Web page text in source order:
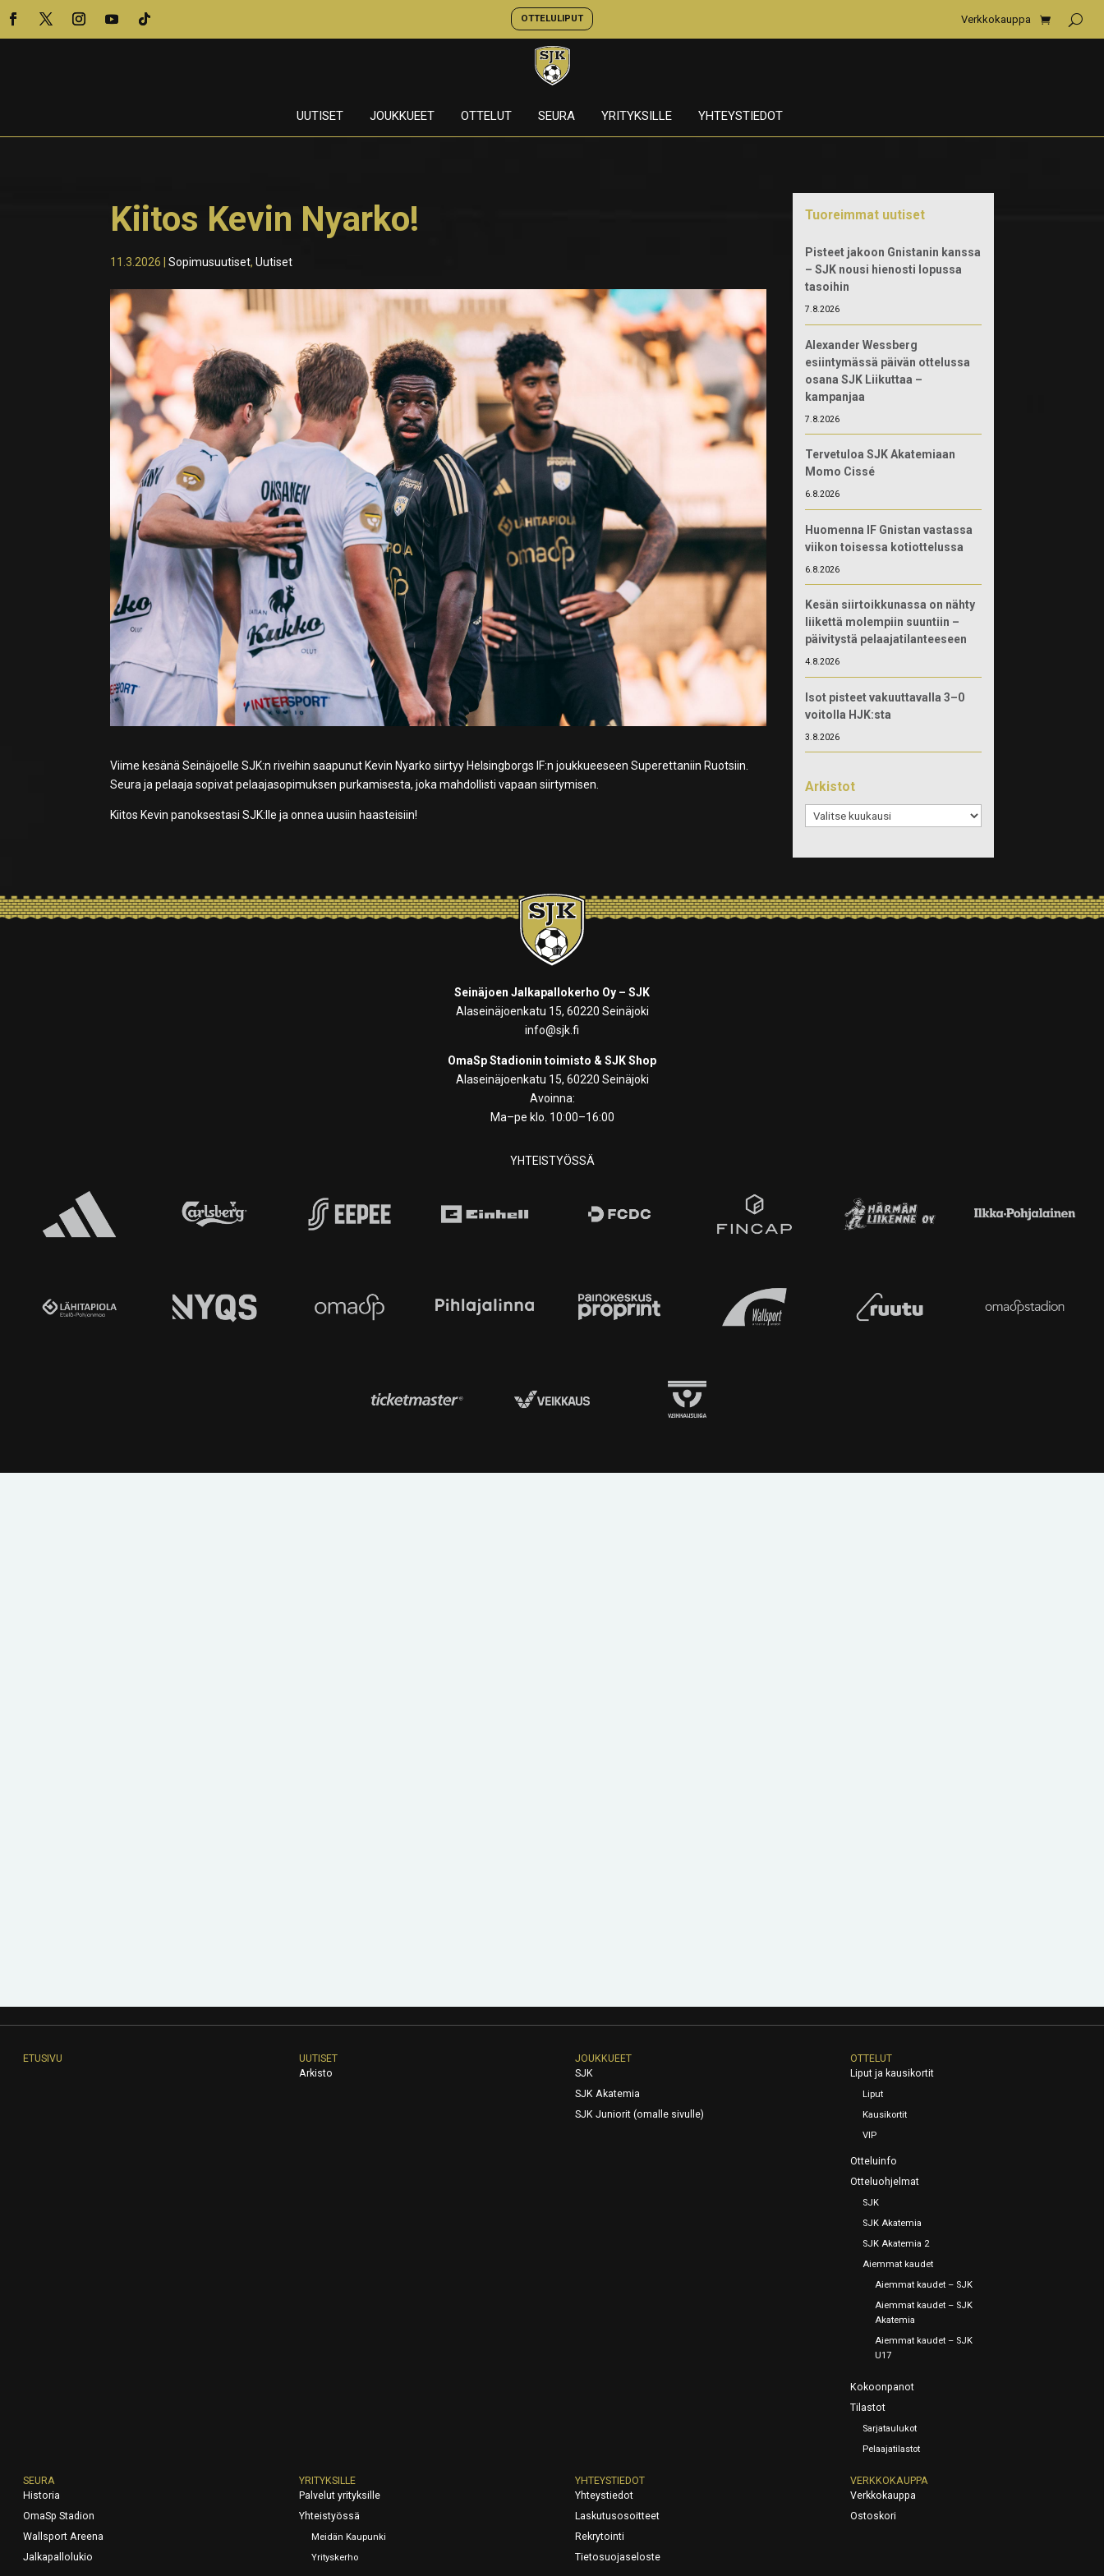
OTTELULIPUT Verkkokauppa
UUTISET JOUKKUEET OTTELUT SEURA YRITYKSILLE YHTEYSTIEDOT
Kiitos Kevin Nyarko!
11.3.2026 |Sopimusuutiset,Uutiset
Viime kesänä Seinäjoelle SJK:n riveihin saapunut Kevin Nyarko siirtyy Helsingborgs IF:n joukkueeseen Superettaniin Ruotsiin.
Seura ja pelaaja sopivat pelaajasopimuksen purkamisesta, joka mahdollisti vapaan siirtymisen.
Kiitos Kevin panoksestasi SJK:lle ja onnea uusiin haasteisiin!
Tuoreimmat uutiset
Pisteet jakoon Gnistanin kanssa
– SJK nousi hienosti lopussa
tasoihin
7.8.2026
Alexander Wessberg
esiintymässä päivän ottelussa
osana SJK Liikuttaa –
kampanjaa
7.8.2026
Tervetuloa SJK Akatemiaan
Momo Cissé
6.8.2026
Huomenna IF Gnistan vastassa
viikon toisessa kotiottelussa
6.8.2026
Kesän siirtoikkunassa on nähty
liikettä molempiin suuntiin –
päivitystä pelaajatilanteeseen
4.8.2026
Isot pisteet vakuuttavalla 3–0
voitolla HJK:sta
3.8.2026
Arkistot
Arkistot
Seinäjoen Jalkapallokerho Oy – SJK
Alaseinäjoenkatu 15, 60220 Seinäjoki
info@sjk.fi
OmaSp Stadionin toimisto & SJK Shop
Alaseinäjoenkatu 15, 60220 Seinäjoki
Avoinna:
Ma–pe klo. 10:00–16:00
YHTEISTYÖSSÄ
ETUSIVU
UUTISET
Arkisto
JOUKKUEET
SJK
SJK Akatemia
SJK Juniorit (omalle sivulle)
OTTELUT
Liput ja kausikortit
Liput
Kausikortit
VIP
Otteluinfo
Otteluohjelmat
SJK
SJK Akatemia
SJK Akatemia 2
Aiemmat kaudet
Aiemmat kaudet – SJK
Aiemmat kaudet – SJK
Akatemia
Aiemmat kaudet – SJK
U17
Kokoonpanot
Tilastot
Sarjataulukot
Pelaajatilastot
SEURA
Historia
OmaSp Stadion
Wallsport Areena
Jalkapallolukio
YRITYKSILLE
Palvelut yrityksille
Yhteistyössä
Meidän Kaupunki
Yrityskerho
YHTEYSTIEDOT
Yhteystiedot
Laskutusosoitteet
Rekrytointi
Tietosuojaseloste
VERKKOKAUPPA
Verkkokauppa
Ostoskori